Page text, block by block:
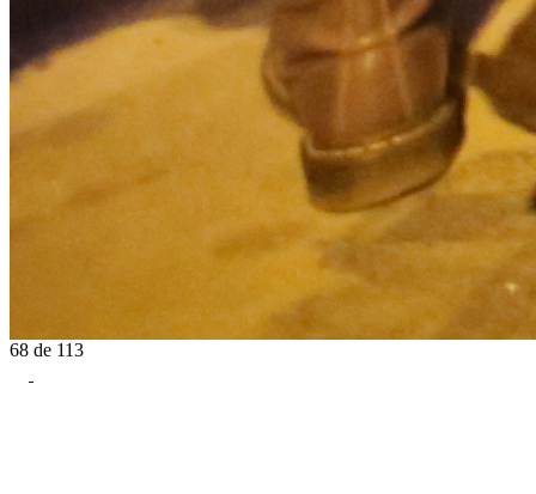
68 de 113